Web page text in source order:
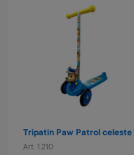
Tripatin Paw Patrol celeste
Art. 1.210